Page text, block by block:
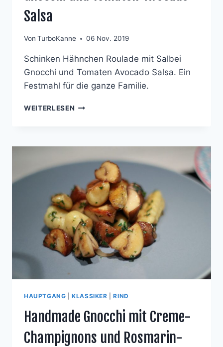
Salsa
Von TurboKanne 06 Nov. 2019
Schinken Hähnchen Roulade mit Salbei
Gnocchi und Tomaten Avocado Salsa. Ein
Festmahl für die ganze Familie.
WEITERLESEN GEFÜLLTE
SALBEI-
GNOCCHI
TOMATEN-
AVOCADO-
SALSA
HAUPTGANG |KLASSIKER |RIND
Handmade Gnocchi mit Creme-
Champignons und Rosmarin-